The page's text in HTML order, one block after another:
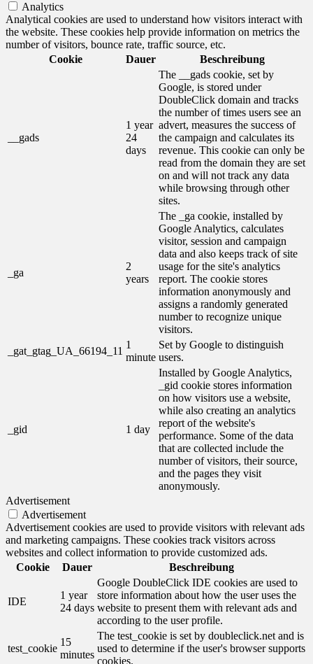
Analytics
Analytical cookies are used to understand how visitors interact with
the website. These cookies help provide information on metrics the
number of visitors, bounce rate, traffic source, etc.
Cookie
Dauer Beschreibung
__gads
1 year
24
days
The __gads cookie, set by
Google, is stored under
DoubleClick domain and tracks
the number of times users see an
advert, measures the success of
the campaign and calculates its
revenue. This cookie can only be
read from the domain they are set
on and will not track any data
while browsing through other
sites.
_ga
2
years
The _ga cookie, installed by
Google Analytics, calculates
visitor, session and campaign
data and also keeps track of site
usage for the site's analytics
report. The cookie stores
information anonymously and
assigns a randomly generated
number to recognize unique
visitors.
_gat_gtag_UA_66194_11
1
minute
Set by Google to distinguish
users.
_gid 1 day
Installed by Google Analytics,
_gid cookie stores information
on how visitors use a website,
while also creating an analytics
report of the website's
performance. Some of the data
that are collected include the
number of visitors, their source,
and the pages they visit
anonymously.
Advertisement
Advertisement
Advertisement cookies are used to provide visitors with relevant ads
and marketing campaigns. These cookies track visitors across
websites and collect information to provide customized ads.
Cookie
Dauer Beschreibung
IDE
1 year
24 days
Google DoubleClick IDE cookies are used to
store information about how the user uses the
website to present them with relevant ads and
according to the user profile.
test_cookie
15
minutes
The test_cookie is set by doubleclick.net and is
used to determine if the user's browser supports
cookies.